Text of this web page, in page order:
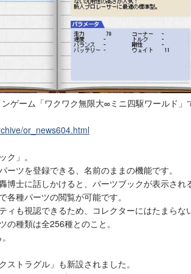
ゲーム「ワクワク無限大∞ミニ四駆ワールド
or_news604.html
ク」。
ーツを登録できる、名前のままの機能です。
博士に話しかけると、パーツブックが表示され
各種パーツの閲覧が可能です。
ィも視認できるため、コレクターにはたまらな
の種類は全256種とのこと。
ストラグル」も新設されました。